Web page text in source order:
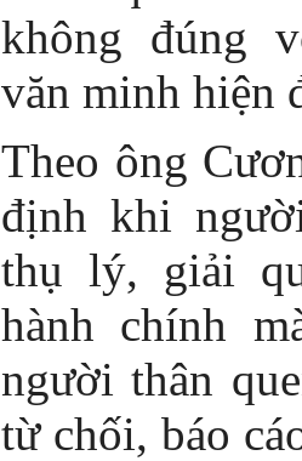
không đúng
văn minh hiện
Theo ông
định khi
thụ lý, giải
hành chính
người thân
từ chối, báo